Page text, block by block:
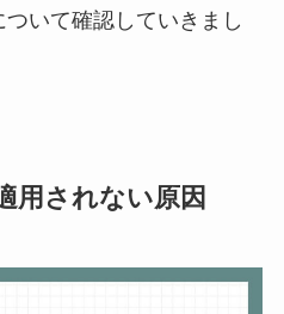
いて確認していきまし
用されない原因